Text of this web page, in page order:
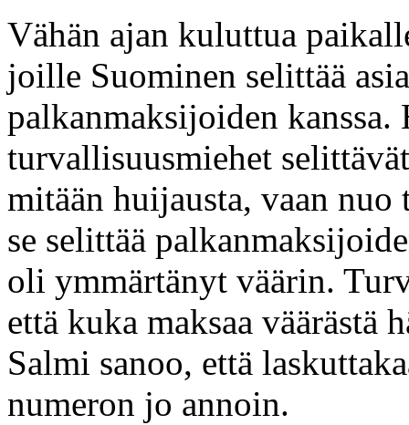
Vähän ajan kuluttua
joille Suominen selittää
palkanmaksijoiden
turvallisuusmiehet
mitään huijausta, vaan
se selittää
oli ymmärtänyt väärin.
että kuka maksaa väärästä
Salmi sanoo, että
numeron jo annoin.